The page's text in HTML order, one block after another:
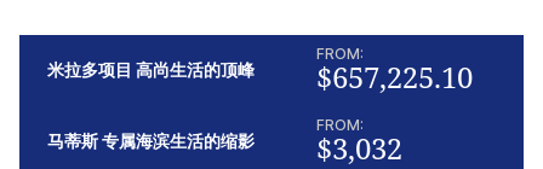
米拉多项目 高尚生活的顶峰
FROM:
$657,225.10
马蒂斯 专属海滨生活的缩影
FROM:
$3,032